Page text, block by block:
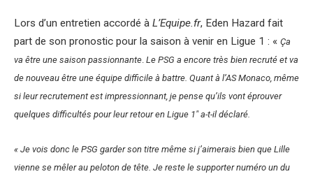
Lors d’un entretien accordé à L’Equipe.fr, Eden Hazard fait
part de son pronostic pour la saison à venir en Ligue 1 : « Ça
va être une saison passionnante. Le PSG a encore très bien recruté et va
de nouveau être une équipe difficile à battre. Quant à l’AS Monaco, même
si leur recrutement est impressionnant, je pense qu’ils vont éprouver
quelques difficultés pour leur retour en Ligue 1″ a-t-il déclaré.
« Je vois donc le PSG garder son titre même si j’aimerais bien que Lille
vienne se mêler au peloton de tête. Je reste le supporter numéro un du